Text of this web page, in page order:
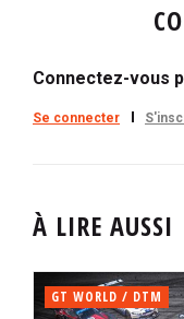
Connectez-vous
Se connecter
À LIRE AUSSI
GT WORLD / DTM